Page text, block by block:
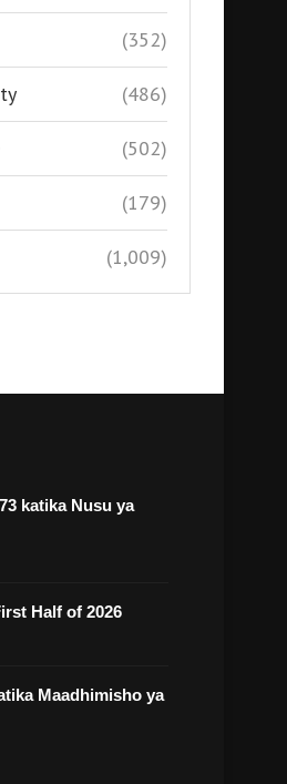
(352)
(486)
(502)
(179)
(1,009)
katika Nusu ya
Half of 2026
Maadhimisho ya